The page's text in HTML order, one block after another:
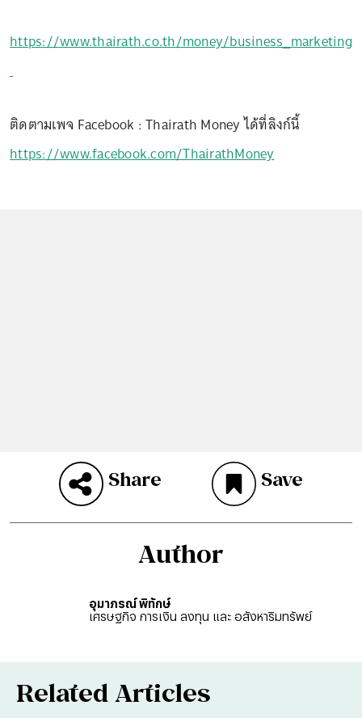
https://www.thairath.co.th/money/business_marketing
ติดตามเพจ Facebook : Thairath Money ได้ที่ลิงก์นี้
https://www.facebook.com/ThairathMoney
Share Save
Author
อุมาภรณ์ พิทักษ์
เศรษฐกิจ การเงิน ลงทุน และ อสังหาริมทรัพย์
Related Articles